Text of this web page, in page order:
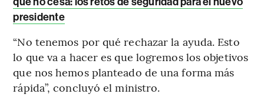
presidente
“No tenemos por qué rechazar la ayuda. Esto
lo que va a hacer es que logremos los objetivos
que nos hemos planteado de una forma más
rápida”, concluyó el ministro.